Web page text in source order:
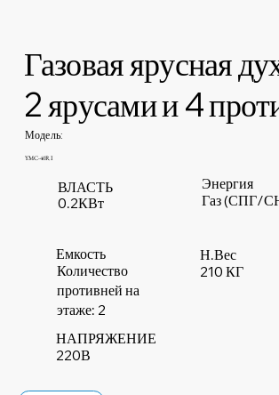
Газовая ярусная
2 ярусами и 4
Модель:
YMC-40RI
ВЛАСТЬ
0.2КВт
220В
НАПРЯЖЕНИЕ
210 КГ
Н.Вес
Количество
противней на
этаже: 2
Емкость
Газ (СПГ/
Энергия